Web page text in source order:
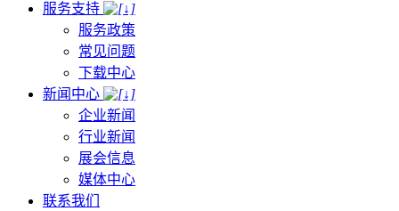
服务支持
服务政策
常见问题
下载中心
新闻中心
企业新闻
行业新闻
展会信息
媒体中心
联系我们